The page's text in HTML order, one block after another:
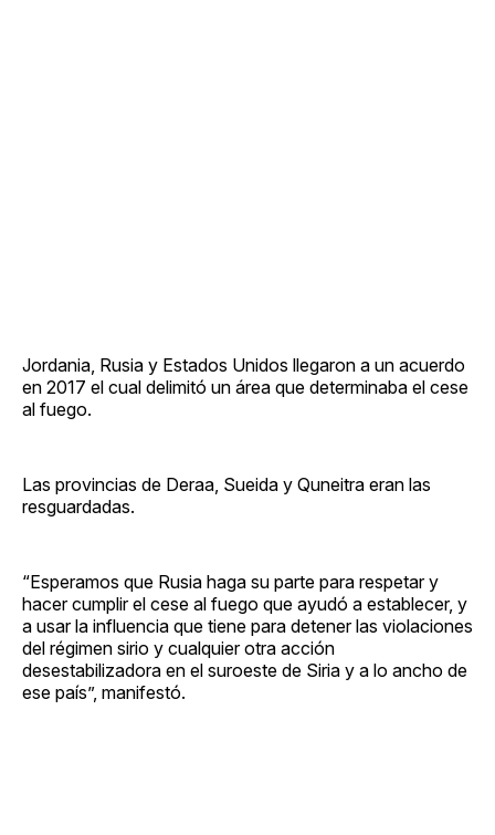
Jordania, Rusia y Estados Unidos llegaron a un acuerdo
en 2017 el cual delimitó un área que determinaba el cese
al fuego.
Las provincias de Deraa, Sueida y Quneitra eran las
resguardadas.
“Esperamos que Rusia haga su parte para respetar y
hacer cumplir el cese al fuego que ayudó a establecer, y
a usar la influencia que tiene para detener las violaciones
del régimen sirio y cualquier otra acción
desestabilizadora en el suroeste de Siria y a lo ancho de
ese país”, manifestó.